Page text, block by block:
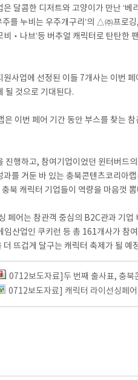
달콤한 디저트와 고양이가 만난 ‘
를 누비는 우주개구리’의 △㈜프로
‧나브’등 버추얼 캐릭터로 탄탄한
사업에 선정된 이들 7개사는 이번
될 것으로 기대된다.
이번 페어 기간 동안 부스를 찾는
행하고, 참여기업이었던 윈터버드
를 거둔 바 있는 충북콘텐츠코리아
북 캐릭터 기업들이 역량을 마음껏
페어는 참관객 중심의 B2C관과 기
산업인 쿠키런 등 총 161개사가 참
뜨겁게 달구는 캐릭터 축제가 될 예
0712보도자료]두 번째 출사표, 충북
0712보도자료] 캐릭터 라이선싱페